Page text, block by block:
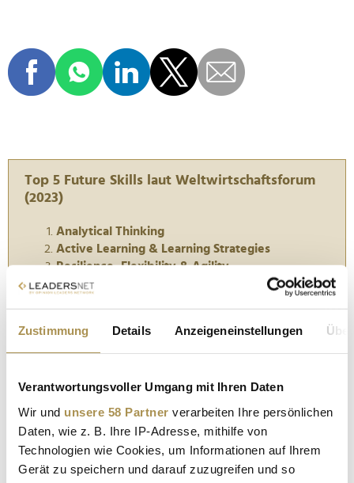
Zustimmung Details Anzeigeneinstellungen
Verantwortungsvoller Umgang mit Ihren Daten
Wir und unsere 58 Partner verarbeiten Ihre persönlichen
Daten, wie z. B. Ihre IP-Adresse, mithilfe von
Technologien wie Cookies, um Informationen auf Ihrem
Gerät zu speichern und darauf zuzugreifen und so
Top 5 Future Skills laut Weltwirtschaftsforum
(2023)
Analytical Thinking
Active Learning & Learning Strategies
Resilience, Flexibility & Agility
Motivation & Self-awareness
Quelle: World Economic Forum, Future of Jobs Report
FUTURE SKILLS ANALYTICAL THINKING
LEARNING STRATEGIES
RESILIENZ RESILIENZ IM BERUFSLEBEN